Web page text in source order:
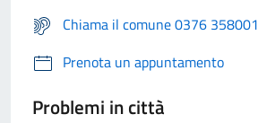
Chiama il comune 0376 358001
Prenota un appuntamento
Problemi in città